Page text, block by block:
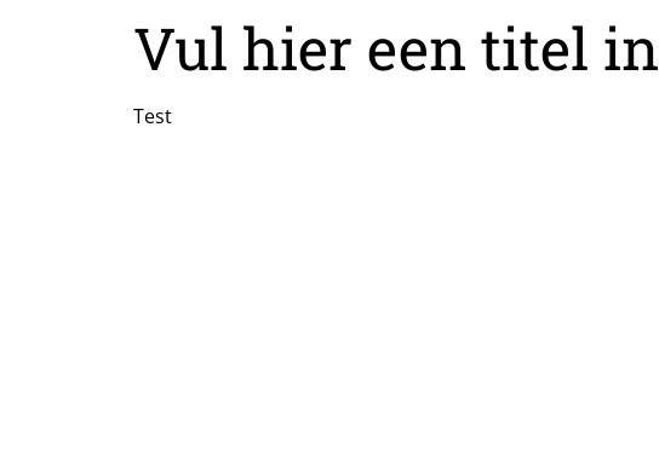
Vul hier een titel in
Test